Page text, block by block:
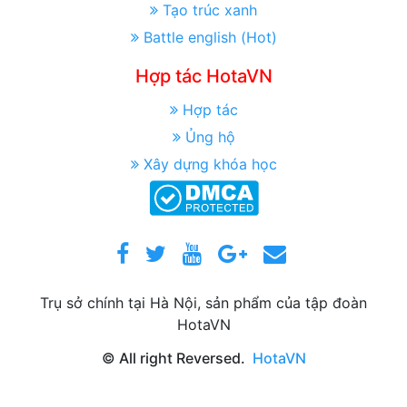
Tạo trúc xanh
Battle english (Hot)
Hợp tác HotaVN
Hợp tác
Ủng hộ
Xây dựng khóa học
Trụ sở chính tại Hà Nội, sản phẩm của tập đoàn
HotaVN
© All right Reversed. HotaVN